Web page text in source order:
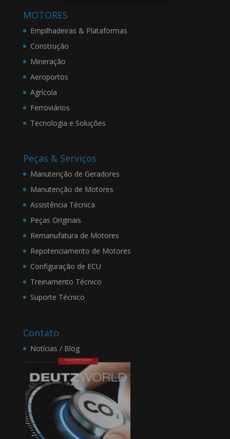
MOTORES
Empilhadeiras & Plataformas
Construção
Mineração
Aeroportos
Agrícola
Ferroviários
Tecnologia e Soluções
Peças & Serviços
Manutenção de Geradores
Manutenção de Motores
Assistência Técnica
Peças Originais
Remanufatura de Motores
Repotenciamento de Motores
Configuração de ECU
Treinamento Técnico
Suporte Técnico
Contato
Notícias / Blog
no CNPJ/MF sob o nº
expectativas. Ao aceitar
(“Termos”) aqui
apresentados, o Usuário
está sujeito à sua
observância e respeito.
2. Por favor, leia estes
Termos com atenção, pois
ao aceitá-los você estará
sujeito as condições aqui
dispostas.
3. A DEUTZ BRASIL
Termos. Toda e quaisquer
modificações entrarão em
vigor imediatamente após
serem publicadas no Site.
4. A DEUTZ BRASIL
não garante que a